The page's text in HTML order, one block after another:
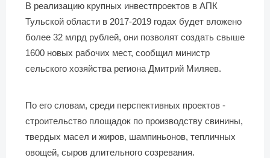
В реализацию крупных инвестпроектов в АПК
Тульской области в 2017-2019 годах будет вложено
более 32 млрд рублей, они позволят создать свыше
1600 новых рабочих мест, сообщил министр
сельского хозяйства региона Дмитрий Миляев.
По его словам, среди перспективных проектов -
строительство площадок по производству свинины,
твердых масел и жиров, шампиньонов, тепличных
овощей, сыров длительного созревания.